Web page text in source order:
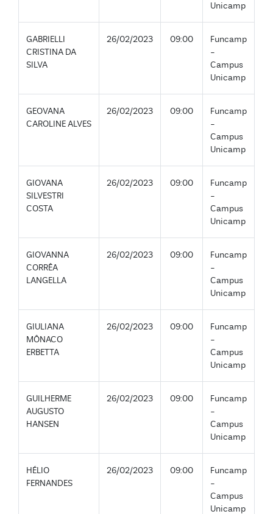
Unicamp
GABRIELLI
CRISTINA DA
SILVA
26/02/2023 09:00
Funcamp
-
Campus
Unicamp
GEOVANA
CAROLINE ALVES
26/02/2023 09:00
Funcamp
-
Campus
Unicamp
GIOVANA
SILVESTRI
COSTA
26/02/2023 09:00
Funcamp
-
Campus
Unicamp
GIOVANNA
CORRÊA
LANGELLA
26/02/2023 09:00
Funcamp
-
Campus
Unicamp
GIULIANA
MÔNACO
ERBETTA
26/02/2023 09:00
Funcamp
-
Campus
Unicamp
GUILHERME
AUGUSTO
HANSEN
26/02/2023 09:00
Funcamp
-
Campus
Unicamp
HÉLIO
FERNANDES
26/02/2023 09:00
Funcamp
-
Campus
Unicamp